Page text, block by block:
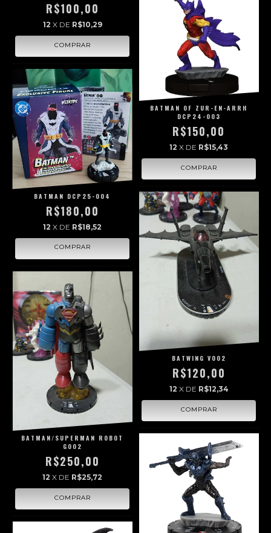
R$100,00
12 X DE R$10,29
BATMAN DCP25-004
R$180,00
12 X DE R$18,52
BATMAN OF ZUR-EN-ARRH
DCP24-003
R$150,00
12 X DE R$15,43
BATMAN/SUPERMAN ROBOT
G002
R$250,00
12 X DE R$25,72
BATWING V002
R$120,00
12 X DE R$12,34